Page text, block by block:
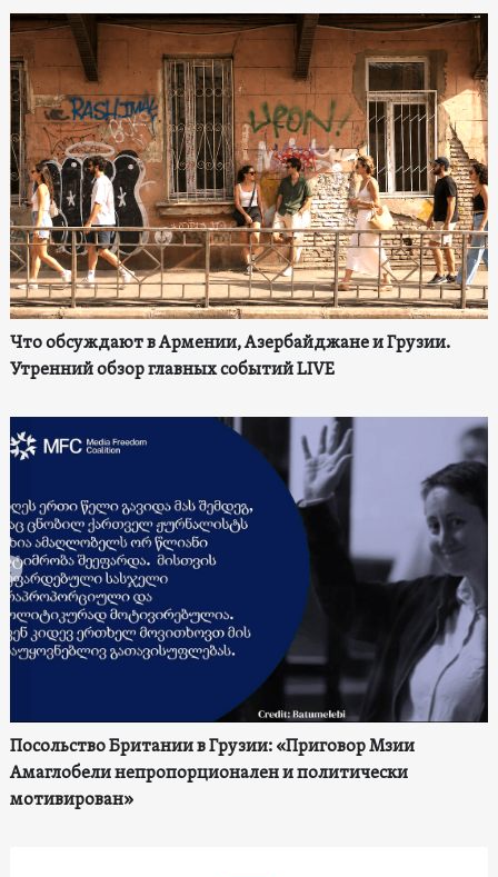
Что обсуждают в Армении, Азербайджане и Грузии.
Утренний обзор главных событий LIVE
Посольство Британии в Грузии: «Приговор Мзии
Амаглобели непропорционален и политически
мотивирован»